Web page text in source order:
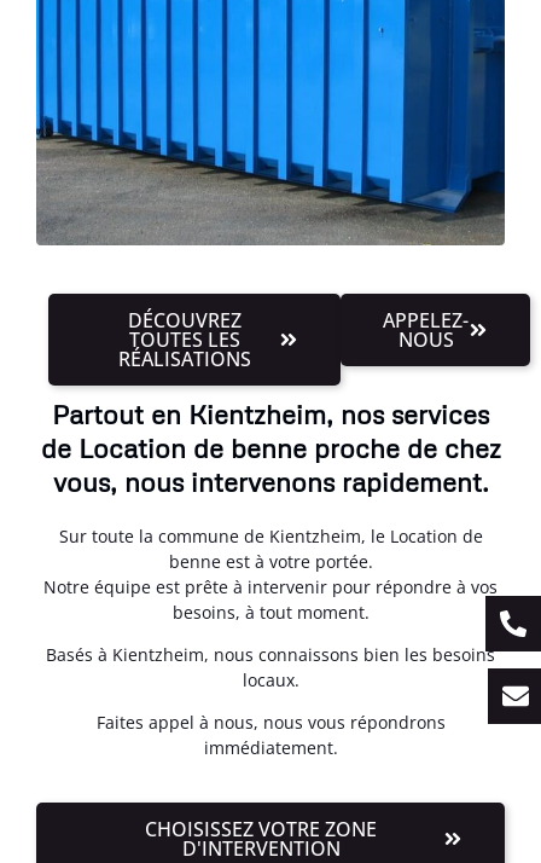
DÉCOUVREZ
TOUTES LES
RÉALISATIONS
APPELEZ-
NOUS
Partout en Kientzheim, nos services
de Location de benne proche de chez
vous, nous intervenons rapidement.
Sur toute la commune de Kientzheim, le Location de
benne est à votre portée.
Notre équipe est prête à intervenir pour répondre à vos
besoins, à tout moment.
Basés à Kientzheim, nous connaissons bien les besoins
locaux.
Faites appel à nous, nous vous répondrons
immédiatement.
CHOISISSEZ VOTRE ZONE
D'INTERVENTION